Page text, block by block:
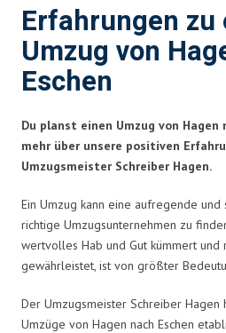
Erfahrungen zu
Umzug von
Eschen
Du planst einen Umzug von Hagen
mehr über unsere positiven
Umzugsmeister Schreiber Hagen.
Ein Umzug kann eine aufregende und
richtige Umzugsunternehmen zu
wertvolles Hab und Gut kümmert und
gewährleistet, ist von größter
Der Umzugsmeister Schreiber Hagen
Umzüge von Hagen nach Eschen